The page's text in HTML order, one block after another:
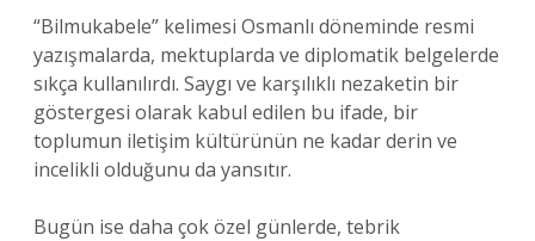
“Bilmukabele” kelimesi Osmanlı döneminde resmi
yazışmalarda, mektuplarda ve diplomatik belgelerde
sıkça kullanılırdı. Saygı ve karşılıklı nezaketin bir
göstergesi olarak kabul edilen bu ifade, bir
toplumun iletişim kültürünün ne kadar derin ve
incelikli olduğunu da yansıtır.
Bugün ise daha çok özel günlerde, tebrik